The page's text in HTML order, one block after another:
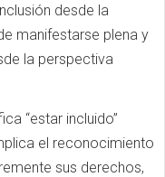
desde la
manifestarse plena y
la perspectiva
“estar incluido”
el reconocimiento
sus derechos,